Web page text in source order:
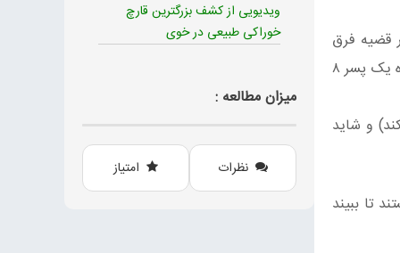
پیدا می‌کند. اما اینبار قضیه فرق
را دید شوکه شد و بعد فریاد و خنده سر داد. این قارچ آنقدر بزرگ است که به اندازه یک پسر ۸
و شاید
تا ببیند
ویدیویی از كشف بزرگترين قارچ
خوراكی طبيعی در خوی
میزان مطالعه :
نظرات امتیاز